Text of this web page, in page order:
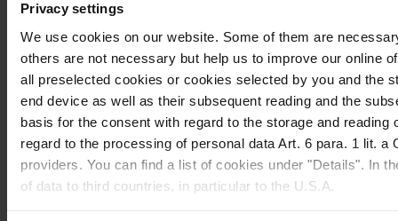
Privacy settings
We use cookies on our website. Some of them are
others are not necessary but help us to improve our online
all preselected cookies or cookies selected by you and the
end device as well as their subsequent reading and the
basis for the consent with regard to the storage and
regard to the processing of personal data Art. 6 para. 1 lit.
providers. You can find a list of cookies under "Details". In
of data to third countries, in particular to the U.S.A.
Aperçu des produits
Enregistrement
Trouver un distributeur
Contact
Contact
Eschenbach Optik S.a.r.l.